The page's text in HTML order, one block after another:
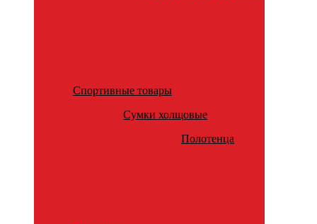
Спортивные товары
Сумки холщовые
Полотенца